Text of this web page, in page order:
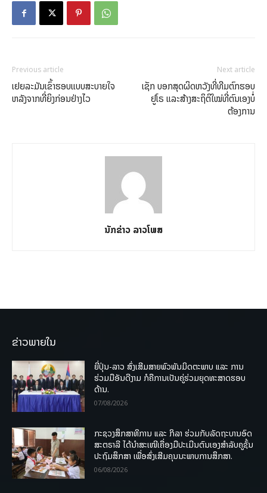
Previous article
ເຢຍລະມັນເຂົ້າຮອບແບບສະບາຍໃຈ
ຫລັງຈາກທີ່ຍິງກ່ອນຢ່າງໄວ
Next article
ເຊັກ ບອກສຸດຜິດຫວັງທີ່ທີມຕົກຮອບ
ຢູໂຣ ແລະສ້າງສະຖິຕິໃໝ່ທີ່ຕົນເອງບໍ່
ຕ້ອງການ
ນັກຂ່າວ ລາວໂພສ
ຂ່າວພາຍໃນ
ຍີ່ປຸ່ນ-ລາວ ສົ່ງເສີມສາຍພົວພັນມິດຕະພາບ ແລະ ການ
ຮ່ວມມືອັນດີງາມ ກໍຄືການເປັນຄູ່ຮ່ວມຍຸດທະສາດຮອບ
ດ້ານ.
07/08/2026
ກະຊວງສຶກສາທິການ ແລະ ກິລາ ຮ່ວມກັບລັດຖະບານອົດ
ສະຕຣາລີ ໄດ້ນຳສະເໜີເຄື່ອງມືປະເມີນຕົນເອງສຳລັບຄູຊັ້ນ
ປະຖົມສຶກສາ ເພື່ອສົ່ງເສີມຄຸນນະພາບການສຶກສາ.
06/08/2026